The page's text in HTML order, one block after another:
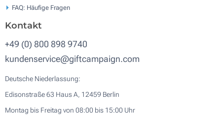
FAQ: Häufige Fragen
Kontakt
+49 (0) 800 898 9740
kundenservice@giftcampaign.com
Deutsche Niederlassung:
Edisonstraße 63 Haus A, 12459 Berlin
Montag bis Freitag von 08:00 bis 15:00 Uhr